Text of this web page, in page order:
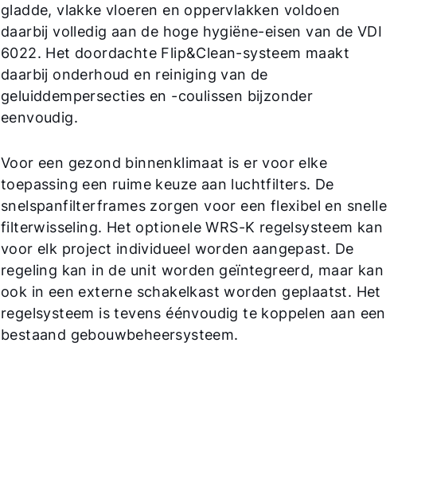
gladde, vlakke vloeren en oppervlakken voldoen
daarbij volledig aan de hoge hygiëne-eisen van de VDI
6022. Het doordachte Flip&Clean-systeem maakt
daarbij onderhoud en reiniging van de
geluiddempersecties en -coulissen bijzonder
eenvoudig.
Voor een gezond binnenklimaat is er voor elke
toepassing een ruime keuze aan luchtfilters. De
snelspanfilterframes zorgen voor een flexibel en snelle
filterwisseling. Het optionele WRS-K regelsysteem kan
voor elk project individueel worden aangepast. De
regeling kan in de unit worden geïntegreerd, maar kan
ook in een externe schakelkast worden geplaatst. Het
regelsysteem is tevens éénvoudig te koppelen aan een
bestaand gebouwbeheersysteem.